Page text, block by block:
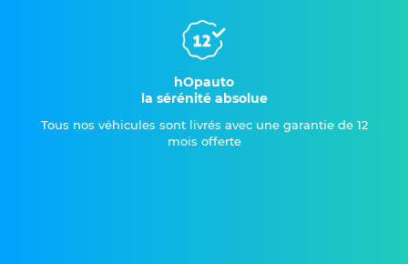
hOpauto
la sérénité absolue
Tous nos véhicules sont livrés avec une garantie de 12
mois offerte